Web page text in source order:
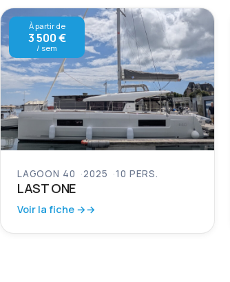
À partir de
3 500 €
/ sem
LAGOON 40 2025 10 PERS.
LAST ONE
Voir la fiche →